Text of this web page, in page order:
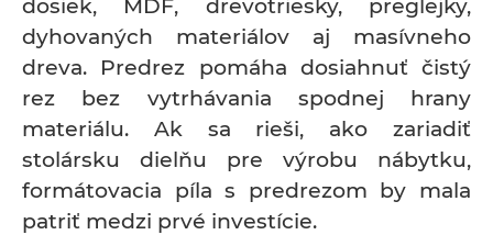
dosiek, MDF, drevotriesky, preglejky,
dyhovaných materiálov aj masívneho
dreva. Predrez pomáha dosiahnuť čistý
rez bez vytrhávania spodnej hrany
materiálu. Ak sa rieši, ako zariadiť
stolársku dielňu pre výrobu nábytku,
formátovacia píla s predrezom by mala
patriť medzi prvé investície.